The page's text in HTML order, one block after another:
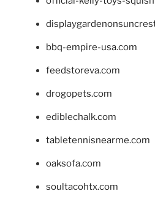
bbq-empire-usa.com
feedstoreva.com
drogopets.com
ediblechalk.com
tabletennisnearme.com
oaksofa.com
soultacohtx.com